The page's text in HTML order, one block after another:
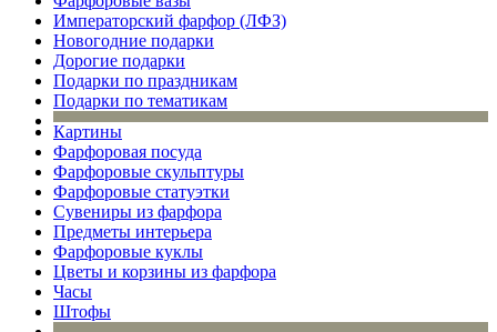
Императорский фарфор (ЛФЗ)
Новогодние подарки
Дорогие подарки
Подарки по праздникам
Подарки по тематикам
Картины
Фарфоровая посуда
Фарфоровые скульптуры
Фарфоровые статуэтки
Сувениры из фарфора
Предметы интерьера
Фарфоровые куклы
Цветы и корзины из фарфора
Часы
Штофы